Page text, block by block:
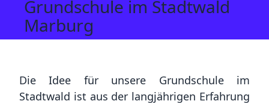
Grundschule im Stadtwald
Marburg
Die Idee für unsere Grundschule im
Stadtwald ist aus der langjährigen Erfahrung